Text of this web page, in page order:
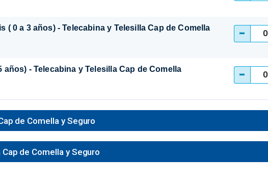
( 0 a 3 años) - Telecabina y Telesilla Cap de Comella -
años) - Telecabina y Telesilla Cap de Comella -
de Comella y Seguro
de Comella y Seguro